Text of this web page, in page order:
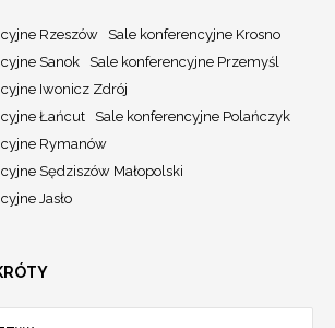
Rzeszów
Sale konferencyjne Krosno
Sanok
Sale konferencyjne Przemyśl
Iwonicz Zdrój
Łańcut
Sale konferencyjne Polańczyk
Rymanów
Sędziszów Małopolski
Jasło